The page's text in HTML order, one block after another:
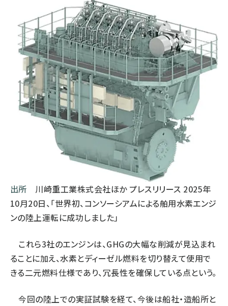
出所 川崎重工業株式会社ほか プレスリリース 2025年
10月20日、「世界初、コンソーシアムによる舶用水素エンジ
ンの陸上運転に成功しました」
これら3社のエンジンは、GHGの大幅な削減が見込まれ
ることに加え、水素とディーゼル燃料を切り替えて使用で
きる二元燃料仕様であり、冗長性を確保している点という。
今回の陸上での実証試験を経て、今後は船社・造船所と